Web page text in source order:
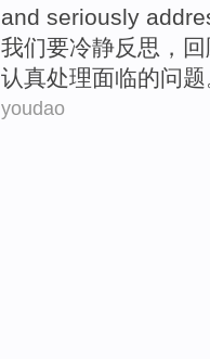
and seriously
我们要冷静反思 ，
认真处理面临的问题
youdao